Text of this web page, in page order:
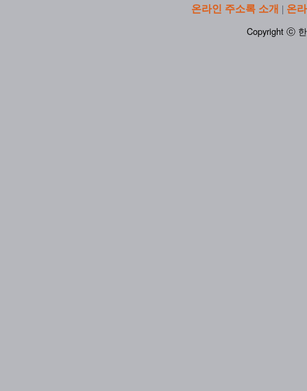
온라인 주소록 소개 | 온
Copyright ⓒ